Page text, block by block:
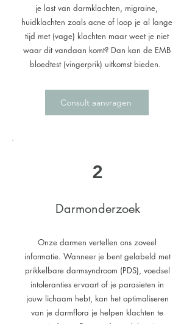
je last van darmklachten, migraine,
huidklachten zoals acne of loop je al lange
tijd met (vage) klachten maar weet je niet
waar dit vandaan komt? Dan kan de EMB
bloedtest (vingerprik) uitkomst bieden.
Consult aanvragen
2
Darmonderzoek
Onze darmen vertellen ons zoveel
informatie. Wanneer je bent gelabeld met
prikkelbare darmsyndroom (PDS), voedsel
intoleranties ervaart of je parasieten in
jouw lichaam hebt, kan het optimaliseren
van je darmflora je helpen klachten te